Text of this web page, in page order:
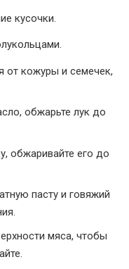
кусочки.
от кожуры и семечек,
обжарьте лук до
обжаривайте его до
пасту и говяжий
мяса, чтобы